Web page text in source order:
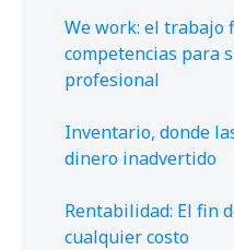
We work: el trabajo
competencias para
profesional
Inventario, donde
dinero inadvertido
Rentabilidad: El fin
cualquier costo